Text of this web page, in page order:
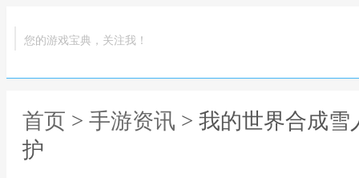
您的游戏宝典，关注我！
首页 > 手游资讯 > 我的世界合成
护